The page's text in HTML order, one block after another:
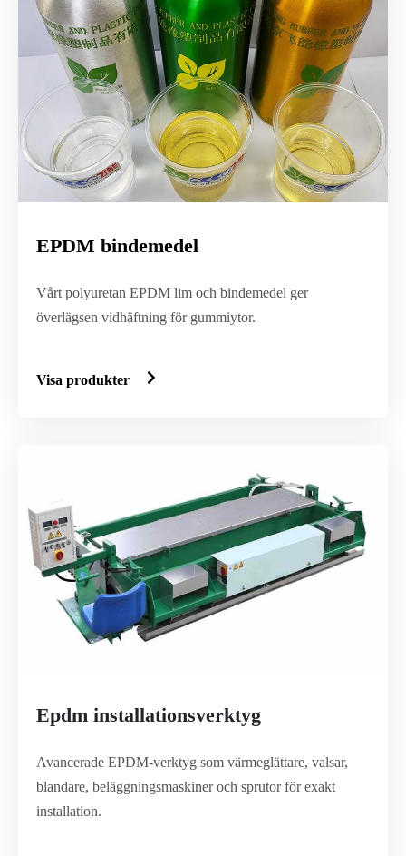
EPDM bindemedel
Vårt polyuretan EPDM lim och bindemedel ger
överlägsen vidhäftning för gummiytor.
Visa produkter
Epdm installationsverktyg
Avancerade EPDM-verktyg som värmeglättare, valsar,
blandare, beläggningsmaskiner och sprutor för exakt
installation.